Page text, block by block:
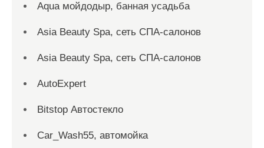
Aqua мойдодыр, банная усадьба
Asia Beauty Spa, сеть СПА-салонов
Asia Beauty Spa, сеть СПА-салонов
AutoExpert
Bitstop Автостекло
Car_Wash55, автомойка